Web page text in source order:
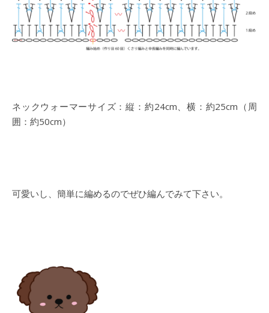
ネックウォーマーサイズ：縦：約24cm、横：約25cm（周
囲：約50cm）
可愛いし、簡単に編めるのでぜひ編んでみて下さい。